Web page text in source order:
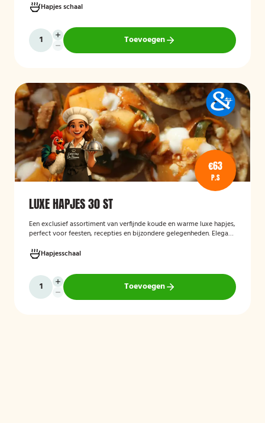
Hapjes schaal
Toevoegen
€63
P.S
LUXE HAPJES 30 ST
Een exclusief assortiment van verfijnde koude en warme luxe hapjes,
perfect voor feesten, recepties en bijzondere gelegenheden. Elegant
garnituren.
Hapjesschaal
Toevoegen